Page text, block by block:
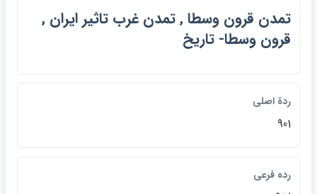
تمدن قرون وسطا , تمدن غرب تاثير ايران ,
قرون وسطا- تاريخ
ردة اصلي
901
رده فرعي